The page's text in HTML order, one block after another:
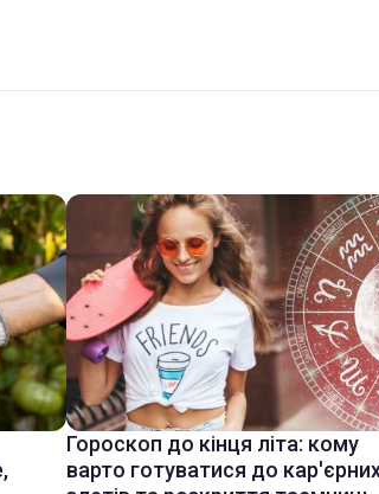
Гороскоп до кінця літа: кому
варто готуватися до